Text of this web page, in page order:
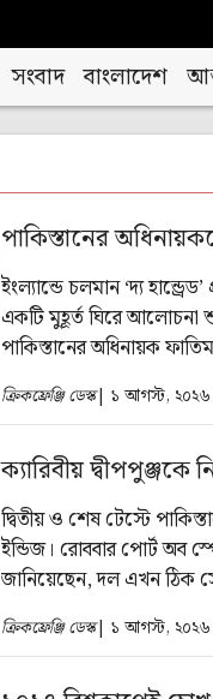
সংবাদ বাংলাদেশ
পাকিস্তানের
ইংল্যান্ডে চলমান ‘দ্য
একটি মুহূর্ত ঘিরে আলোচনা
পাকিস্তানের অধিনায়ক
দৃশ্যের ভিডিও সামাজিক
ব্যাপক বিতর্ক।
ক্রিকফ্রেঞ্জি ডেস্ক| ১ আগস্ট, ২০২৬
ক্যারিবীয় দ্বীপপুঞ্জকে
দ্বিতীয় ও শেষ টেস্টে
ইন্ডিজ। রোববার পোর্ট অব
জানিয়েছেন, দল এখন ঠিক
একই সঙ্গে নিজেদের মাঠকে
করেছেন তিনি।
ক্রিকফ্রেঞ্জি ডেস্ক| ১ আগস্ট, ২০২৬